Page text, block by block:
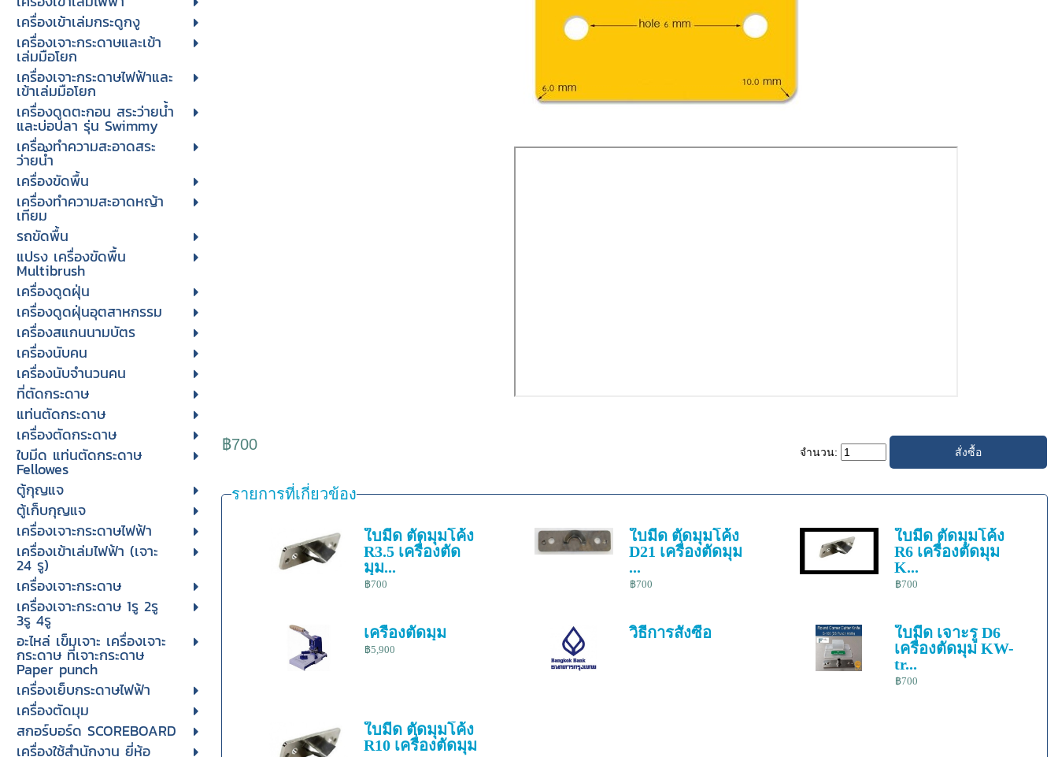
เครื่องเข้าเล่มกระดูกงู
เครื่องเจาะกระดาษและเข้า
เล่มมือโยก
เครื่องเจาะกระดาษไฟฟ้าและ
เข้าเล่มมือโยก
เครื่องดูดตะกอน สระว่ายน้ำ
และบ่อปลา รุ่น Swimmy
เครื่องทำความสะอาดสระ
ว่ายน้ำ
เครื่องขัดพื้น
เครื่องทำความสะอาดหญ้า
เทียม
รถขัดพื้น
แปรง เครื่องขัดพื้น
Multibrush
เครื่องดูดฝุ่น
เครื่องดูดฝุ่นอุตสาหกรรม
เครื่องสแกนนามบัตร
เครื่องนับคน
เครื่องนับจํานวนคน
ที่ตัดกระดาษ
แท่นตัดกระดาษ
เครื่องตัดกระดาษ
ใบมีด แท่นตัดกระดาษ
Fellowes
ตู้กุญแจ
ตู้เก็บกุญแจ
เครื่องเจาะกระดาษไฟฟ้า
เครื่องเข้าเล่มไฟฟ้า (เจาะ
24 รู)
เครื่องเจาะกระดาษ
เครื่องเจาะกระดาษ 1รู 2รู
3รู 4รู
อะไหล่ เข็มเจาะ เครื่องเจาะ
กระดาษ ที่เจาะกระดาษ
Paper punch
เครื่องเย็บกระดาษไฟฟ้า
เครื่องตัดมุม
สกอร์บอร์ด SCOREBOARD
เครื่องใช้สำนักงาน ยี่ห้อ
฿700 จำนวน:
รายการที่เกี่ยวข้อง
ใบมีด ตัดมุมโค้ง
R3.5 เครื่องตัด
มุม...
฿700
ใบมีด ตัดมุมโค้ง
D21 เครื่องตัดมุม
...
฿700
ใบมีด ตัดมุมโค้ง
R6 เครื่องตัดมุม
K...
฿700
เครื่องตัดมุม
฿5,900
วิธีการสั่งซื้อ
ใบมีด เจาะรู D6
เครื่องตัดมุม KW-
tr...
฿700
ใบมีด ตัดมุมโค้ง
R10 เครื่องตัดมุม